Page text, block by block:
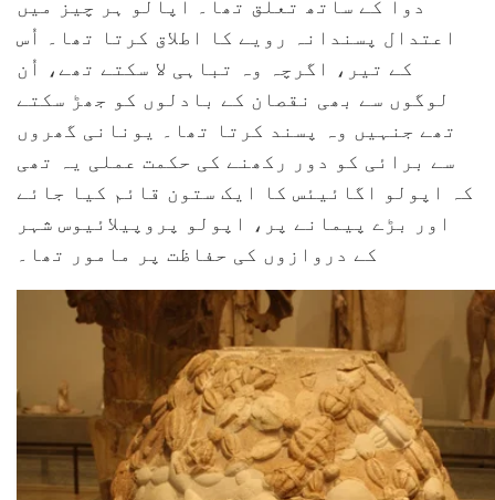
دوا کے ساتھ تعلق تھا۔ اپالو ہر چیز میں
اعتدال پسندانہ رویے کا اطلاق کرتا تھا۔ اُس
کے تیر، اگرچہ وہ تباہی لا سکتے تھے، اُن
لوگوں سے بھی نقصان کے بادلوں کو جھڑ سکتے
تھے جنہیں وہ پسند کرتا تھا۔ یونانی گھروں
سے برائی کو دور رکھنے کی حکمت عملی یہ تھی
کہ اپولو اگائیئس کا ایک ستون قائم کیا جائے
اور بڑے پیمانے پر، اپولو پروپیلائیوس شہر
کے دروازوں کی حفاظت پر مامور تھا۔